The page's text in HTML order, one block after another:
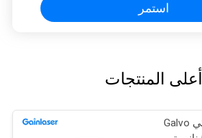
استمر
أعلى المنتجات
رأس المسح الضوئي Galvo